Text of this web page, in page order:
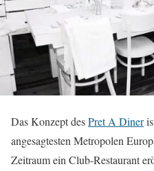
Das Konzept desPret A Diner
angesagtesten Metropolen
Zeitraum ein Club-Restaurant